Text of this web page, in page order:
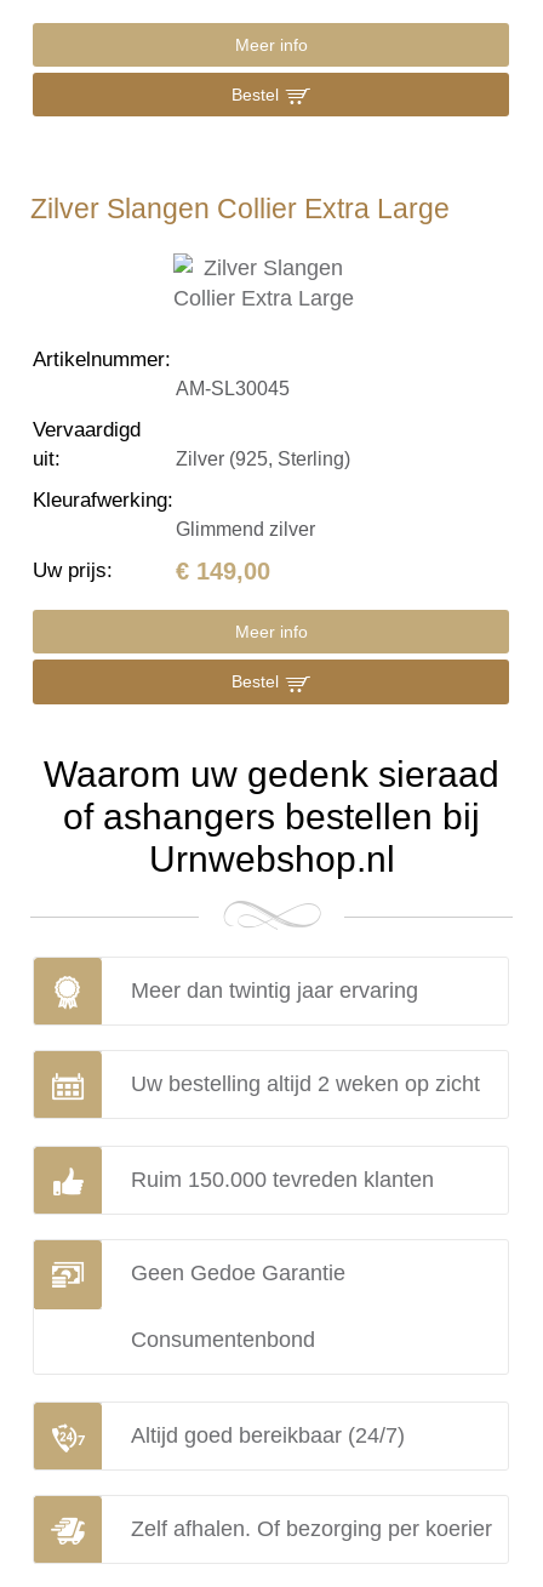
Meer info
Bestel
Zilver Slangen Collier Extra Large
Artikelnummer:
AM-SL30045
Vervaardigd
uit: Zilver (925, Sterling)
Kleurafwerking:
Glimmend zilver
Uw prijs: € 149,00
Meer info
Bestel
Waarom uw gedenk sieraad
of ashangers bestellen bij
Urnwebshop.nl
Meer dan twintig jaar ervaring
Uw bestelling altijd 2 weken op zicht
Ruim 150.000 tevreden klanten
Geen Gedoe Garantie
Consumentenbond
Altijd goed bereikbaar (24/7)
Zelf afhalen. Of bezorging per koerier